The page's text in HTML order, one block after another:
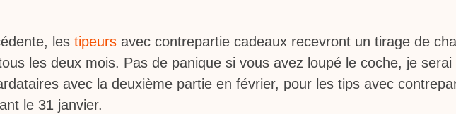
les tipeursavec contrepartie cadeaux recevront un tirage de
les deux mois. Pas de panique si vous avez loupé le coche, je serai
avec la deuxième partie en février, pour les tips avec
le 31 janvier.